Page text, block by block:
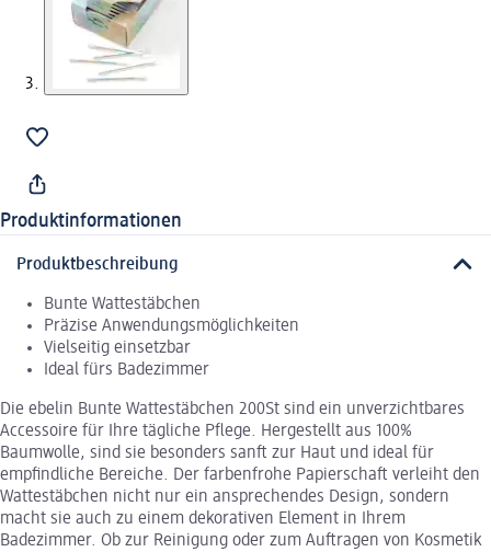
Produktinformationen
Produktbeschreibung
Bunte Wattestäbchen
Präzise Anwendungsmöglichkeiten
Vielseitig einsetzbar
Ideal fürs Badezimmer
Die ebelin Bunte Wattestäbchen 200St sind ein unverzichtbares
Accessoire für Ihre tägliche Pflege. Hergestellt aus 100%
Baumwolle, sind sie besonders sanft zur Haut und ideal für
empfindliche Bereiche. Der farbenfrohe Papierschaft verleiht den
Wattestäbchen nicht nur ein ansprechendes Design, sondern
macht sie auch zu einem dekorativen Element in Ihrem
Badezimmer. Ob zur Reinigung oder zum Auftragen von Kosmetik